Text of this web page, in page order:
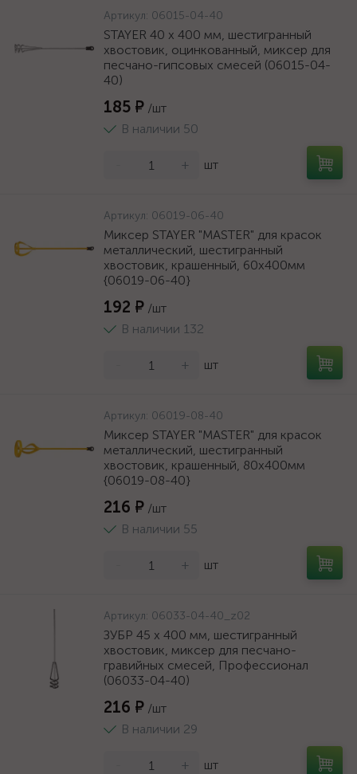
Артикул: 06015-04-40
STAYER 40 х 400 мм, шестигранный
хвостовик, оцинкованный, миксер для
песчано-гипсовых смесей (06015-04-
40)
185 ₽ /шт
В наличии 50
+ шт
Артикул: 06019-06-40
Миксер STAYER "MASTER" для красок
металлический, шестигранный
хвостовик, крашенный, 60х400мм
{06019-06-40}
192 ₽ /шт
В наличии 132
+ шт
Артикул: 06019-08-40
Миксер STAYER "MASTER" для красок
металлический, шестигранный
хвостовик, крашенный, 80х400мм
{06019-08-40}
216 ₽ /шт
В наличии 55
+ шт
Артикул: 06033-04-40_z02
ЗУБР 45 х 400 мм, шестигранный
хвостовик, миксер для песчано-
гравийных смесей, Профессионал
(06033-04-40)
216 ₽ /шт
В наличии 29
+ шт